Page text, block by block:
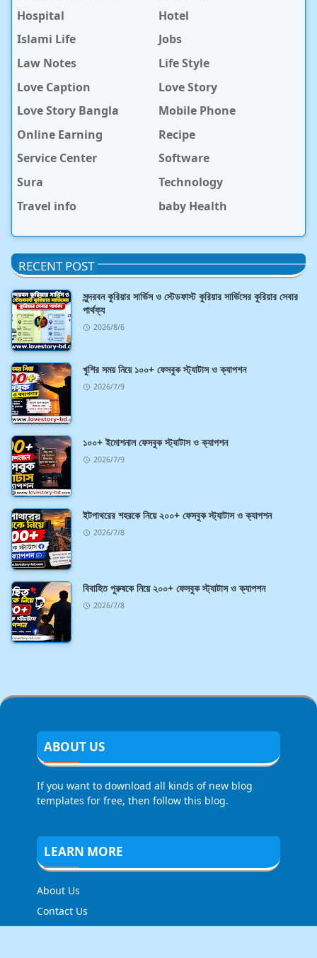
Hospital
Hotel
Islami Life
Jobs
Law Notes
Life Style
Love Caption
Love Story
Love Story Bangla
Mobile Phone
Online Earning
Recipe
Service Center
Software
Sura
Technology
Travel info
baby Health
RECENT POST
সুন্দরবন কুরিয়ার সার্ভিস ও স্টেডফাস্ট কুরিয়ার সার্ভিসের কুরিয়ার সেবার
পার্থক্য
2026/8/6
খুশির সময় নিয়ে ১০০+ ফেসবুক স্ট্যাটাস ও ক্যাপশন
2026/7/9
১০০+ ইমোশনাল ফেসবুক স্ট্যাটাস ও ক্যাপশন
2026/7/9
ইটপাথরের শহরকে নিয়ে ২০০+ ফেসবুক স্ট্যাটাস ও ক্যাপশন
2026/7/8
বিবাহিত পুরুষকে নিয়ে ২০০+ ফেসবুক স্ট্যাটাস ও ক্যাপশন
2026/7/8
ABOUT US
If you want to download all kinds of new blog
templates for free, then follow this blog.
LEARN MORE
About Us
Contact Us